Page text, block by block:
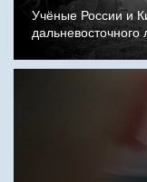
Учёные России и
дальневосточного